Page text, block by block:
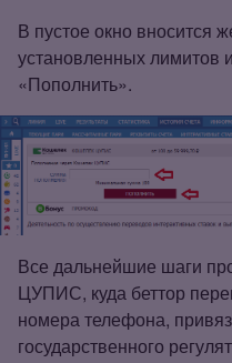
В пустое окно вносится
установленных лимитов
«Пополнить».
Все дальнейшие шаги
ЦУПИС, куда беттор
номера телефона,
государственного